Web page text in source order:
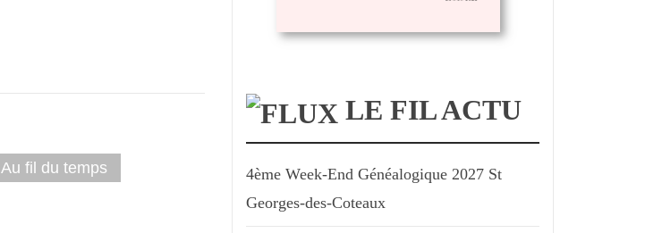
Au fil du temps
LE FIL ACTU
4ème Week-End Généalogique 2027 St
Georges-des-Coteaux